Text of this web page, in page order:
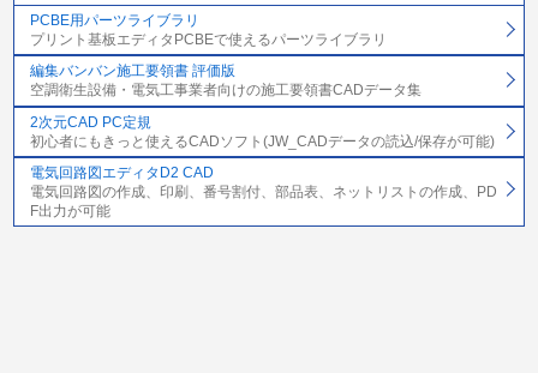
PCBE用パーツライブラリ
プリント基板エディタPCBEで使えるパーツライブラリ
編集バンバン施工要領書 評価版
空調衛生設備・電気工事業者向けの施工要領書CADデータ集
2次元CAD PC定規
初心者にもきっと使えるCADソフト(JW_CADデータの読込/保存が可能)
電気回路図エディタD2 CAD
電気回路図の作成、印刷、番号割付、部品表、ネットリストの作成、PD
F出力が可能